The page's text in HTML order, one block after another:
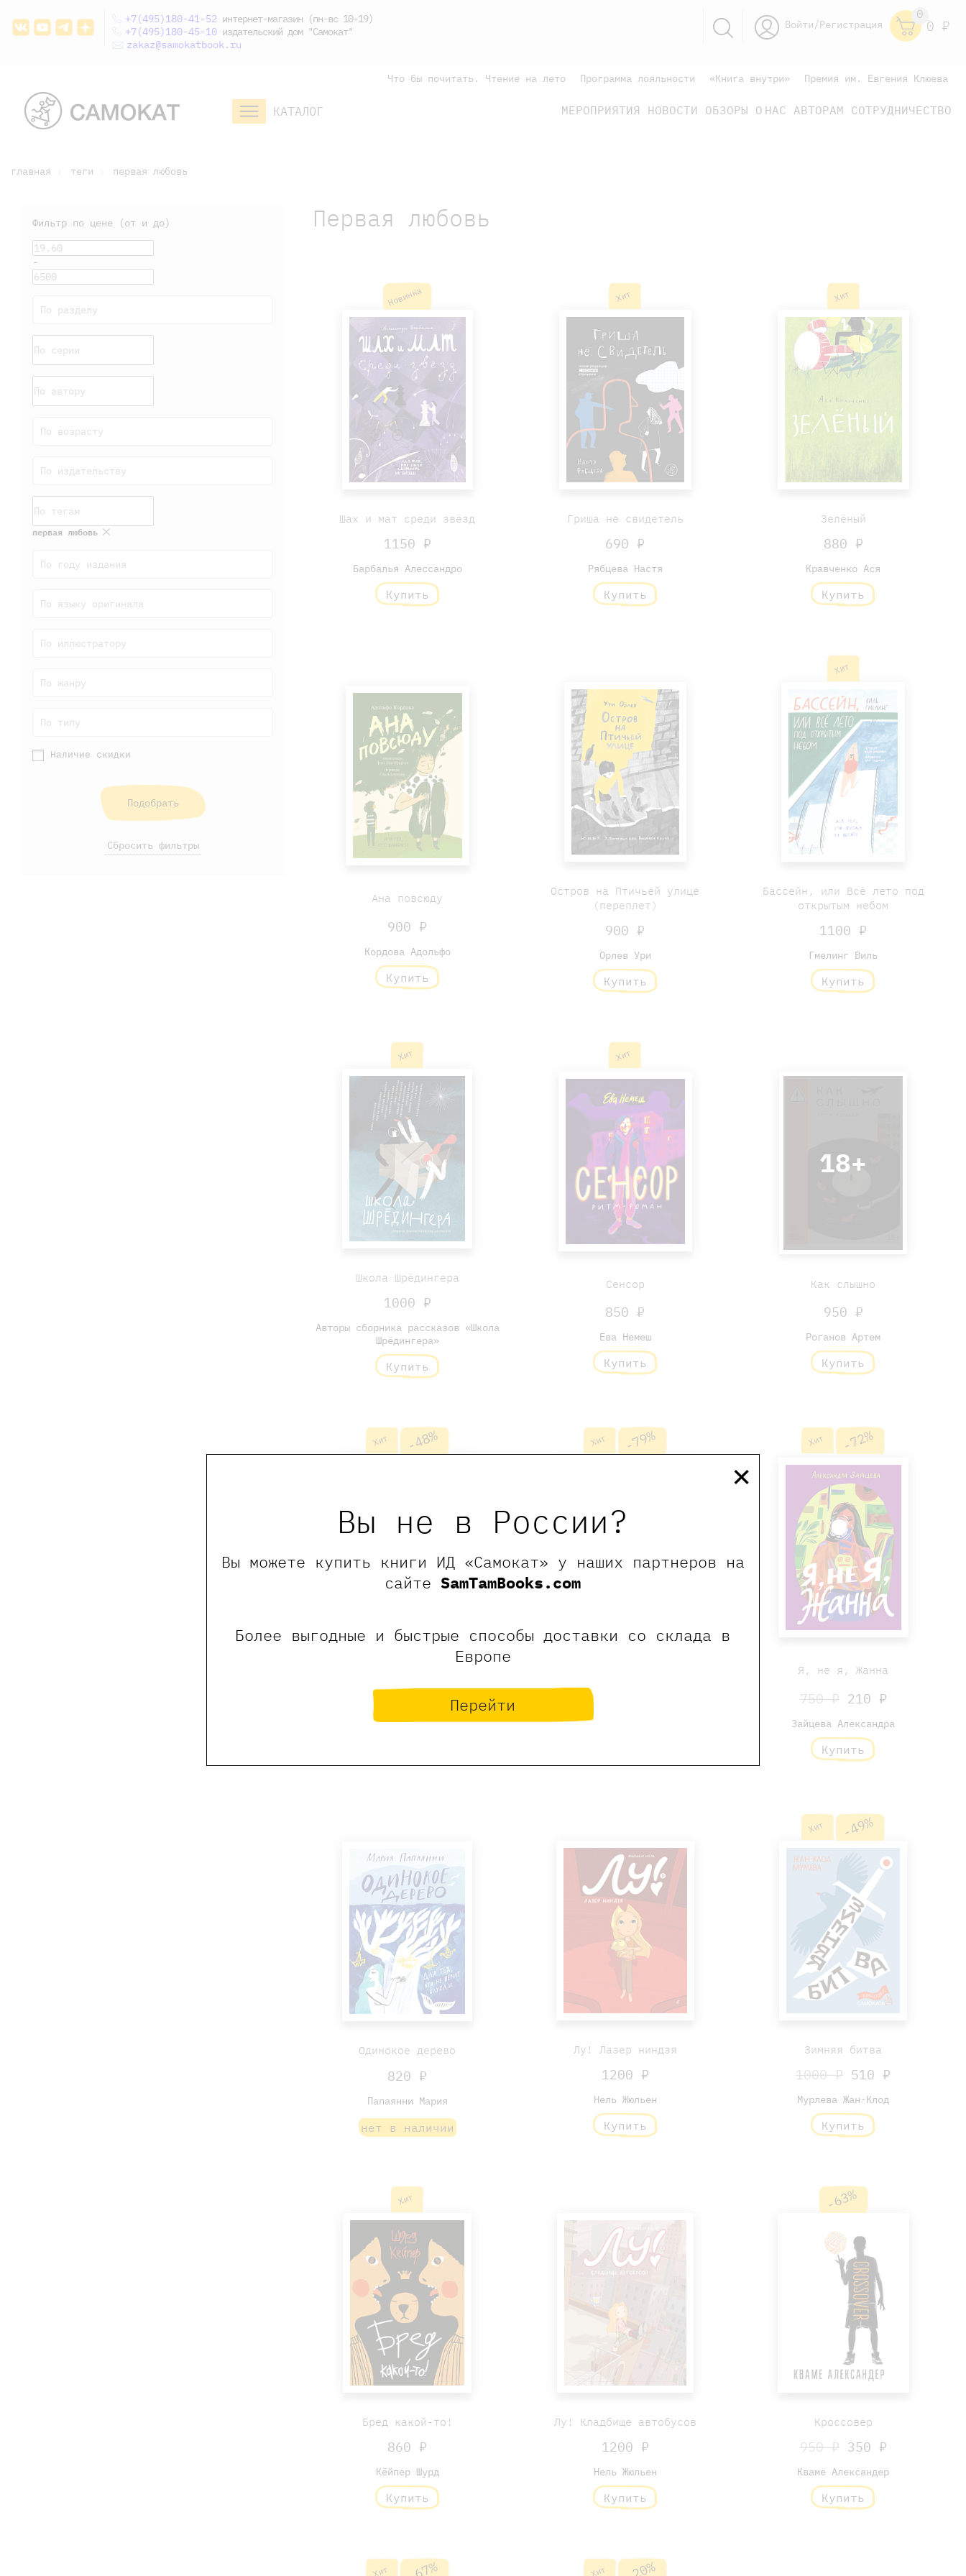
Вы не в России?
Вы можете купить книги ИД «Самокат» у наших партнеров на
сайтеSamTamBooks.com
Более выгодные и быстрые способы доставки со склада в
Европе
Перейти
×
+7(495)180-41-52 интернет-магазин (пн-вс 10-19)
+7(495)180-45-10 издательский дом "Самокат"
zakaz@samokatbook.ru
Войти/Регистрация
0
0 Р
Что бы почитать. Чтение на лето Программа лояльности «Книга внутри» Премия им. Евгения Клюева
КАТАЛОГ МЕРОПРИЯТИЯ НОВОСТИ ОБЗОРЫ О НАС АВТОРАМ СОТРУДНИЧЕСТВО
дошкольникам
главная теги первая любовь
Фильтр по цене (от и до)
-
По разделу
По возрасту
По издательству
первая любовь
По году издания
По языку оригинала
По иллюстратору
По жанру
По типу
Наличие скидки
Подобрать
Сбросить фильтры
Первая любовь
Новинка
Шах и мат среди звёзд
1150 ₽
Барбалья Алессандро
Купить
Хит
Гриша не свидетель
690 ₽
Рябцева Настя
Купить
Хит
Зелёный
880 ₽
Кравченко Ася
Купить
Ана повсюду
900 ₽
Кордова Адольфо
Купить
Остров на Птичьей улице
(переплет)
900 ₽
Орлев Ури
Купить
Хит
Бассейн, или Всё лето под
открытым небом
1100 ₽
Гмелинг Виль
Купить
Хит
Школа Шрёдингера
1000 ₽
Авторы сборника рассказов «Школа
Шрёдингера»
Купить
Хит
Сенсор
850 ₽
Ева Немеш
Купить
18+
Как слышно
950 ₽
Роганов Артем
Купить
Хит -48%
Война Катрин. Графический
1300 ₽ 670 ₽
Хит -79%
800 ₽
Дашевская Нина
Хит -72%
Я, не я, Жанна
750 ₽ 210 ₽
Зайцева Александра
Купить
Одинокое дерево
820 ₽
Папаянни Мария
нет в наличии
Лу! Лазер ниндзя
1200 ₽
Нель Жюльен
Купить
Хит -49%
Зимняя битва
1000 ₽ 510 ₽
Мурлева Жан-Клод
Купить
Хит
Бред какой-то!
860 ₽
Кёйпер Шурд
Купить
Лу! Кладбище автобусов
1200 ₽
Нель Жюльен
Купить
-63%
Кроссовер
950 ₽ 350 ₽
Кваме Александер
Купить
Хит Хит